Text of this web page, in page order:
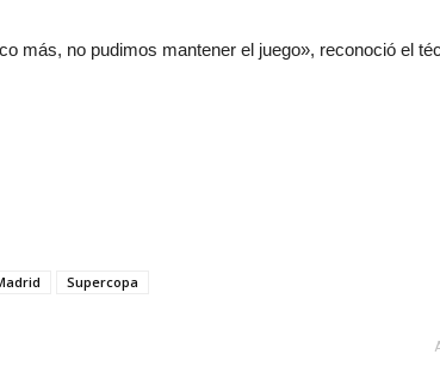
más, no pudimos mantener el juego», reconoció el
Supercopa